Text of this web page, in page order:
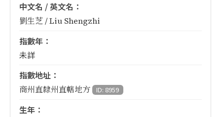
中文名 / 英文名：
劉生芝 / Liu Shengzhi
指數年：
未詳
指數地址：
商州直隸州直轄地方 ID: 8959
生年：